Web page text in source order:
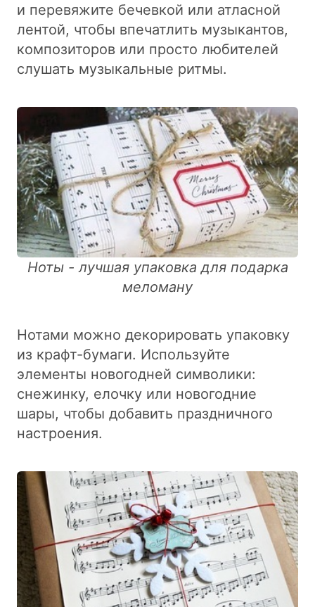
и перевяжите бечевкой или атласной
лентой, чтобы впечатлить музыкантов,
композиторов или просто любителей
слушать музыкальные ритмы.
Ноты - лучшая упаковка для подарка
меломану
Нотами можно декорировать упаковку
из крафт-бумаги. Используйте
элементы новогодней символики:
снежинку, елочку или новогодние
шары, чтобы добавить праздничного
настроения.